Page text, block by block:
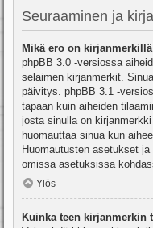
Seuraaminen ja
Mikä ero on
phpBB 3.0 -versiossa
selaimen kirjanmerkit.
päivitys. phpBB 3.1 -
tapaan kuin aiheiden
josta sinulla on
huomauttaa sinua kun
Huomautusten asetukset
omissa asetuksissa
Ylös
Kuinka teen kirjanmerkin